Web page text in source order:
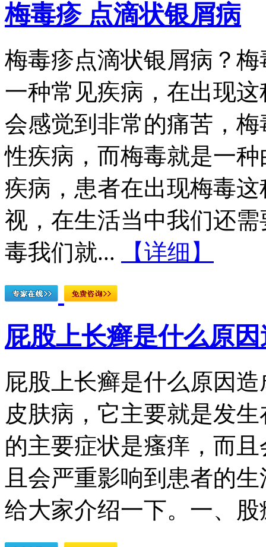
梅毒疹 点滴状银屑病
梅毒疹点滴状银屑病？
一种常见疾病，在出现
会感觉到非常的痛苦，
性疾病，而梅毒就是一
疾病，患者在出现梅毒
视，在生活当中我们还
毒我们就...
【详细】
屁股上长癣是什么原
屁股上长癣是什么原因
皮肤病，它主要就是发
的主要症状是瘙痒，而
且会严重影响到患者的
给大家介绍一下。一、